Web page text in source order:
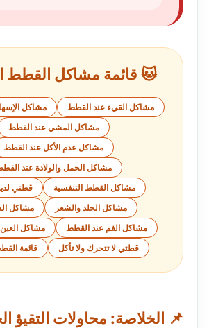
🐱 قائمة مشاكل القطط
مشاكل القيء عند القطط
مشاكل
مشاكل المشي عند القطط
مشاكل عدم الأكل عند القطط
مشاكل الحمل والولادة عند
مشاكل القطط التنفسية
قطتي
مشاكل الجلد والشعر
مشاكل
مشاكل الفم عند القطط
مشاكل
قطتي لا تتحرك ولا تأكل
قائمة
📌 الخلاصة: محاولات التقيؤ